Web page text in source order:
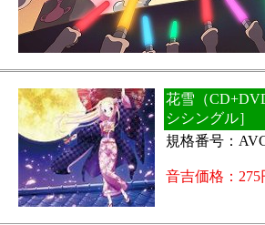
花雪（
シシングル］
規格番号：
音吉価格：275